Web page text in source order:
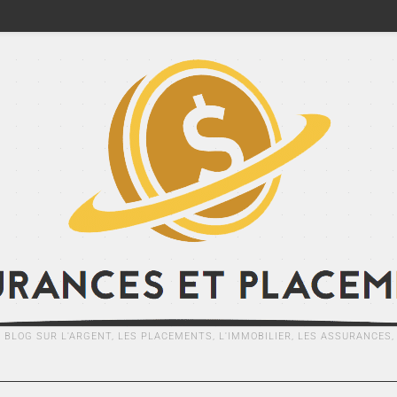
BLOG SUR L'ARGENT, LES PLACEMENTS, L'IMMOBILIER, LES